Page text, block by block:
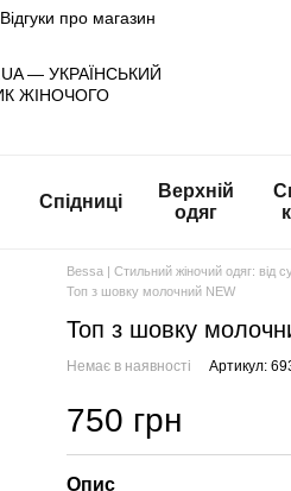
Відгуки про магазин
Спідниці
Верхній
одяг
Bessa | Стильний жіночий одяг: від
Топ з шовку молочний NEW
Топ з шовку
Немає в наявності Артикул:
750 грн
Опис